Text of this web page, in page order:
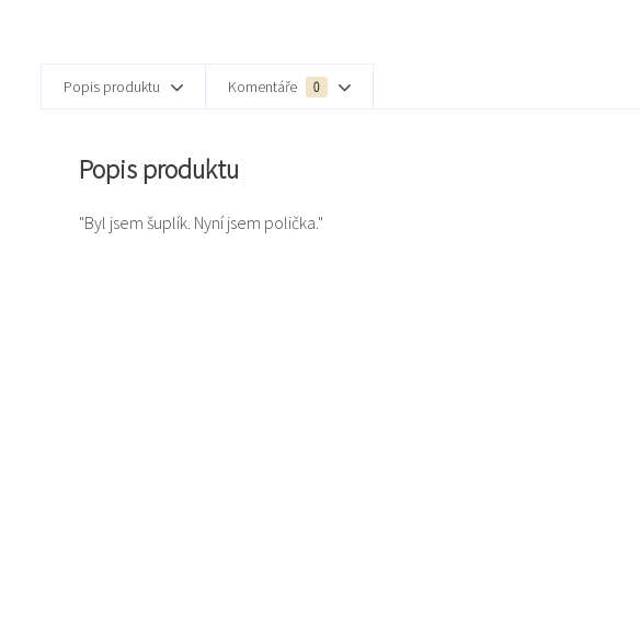
Popis produktu Komentáře 0
Popis produktu
"Byl jsem šuplík. Nyní jsem polička."